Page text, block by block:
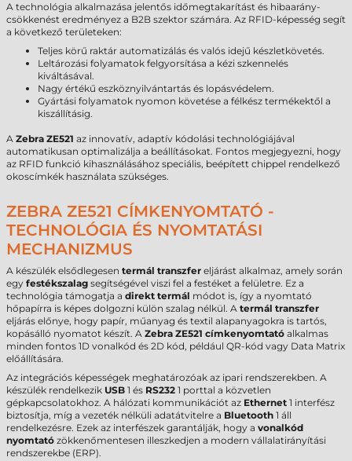
A technológia alkalmazása jelentős időmegtakarítást és hibaarány-
csökkenést eredményez a B2B szektor számára. Az RFID-képesség segít
a következő területeken:
Teljes körű raktár automatizálás és valós idejű készletkövetés.
Leltározási folyamatok felgyorsítása a kézi szkennelés
kiváltásával.
Nagy értékű eszköznyilvántartás és lopásvédelem.
Gyártási folyamatok nyomon követése a félkész termékektől a
kiszállításig.
A Zebra ZE521 az innovatív, adaptív kódolási technológiájával
automatikusan optimalizálja a beállításokat. Fontos megjegyezni, hogy
az RFID funkció kihasználásához speciális, beépített chippel rendelkező
okoscímkék használata szükséges.
ZEBRA ZE521 CÍMKENYOMTATÓ -
TECHNOLÓGIA ÉS NYOMTATÁSI
MECHANIZMUS
A készülék elsődlegesen termál transzfer eljárást alkalmaz, amely során
egy festékszalag segítségével viszi fel a festéket a felületre. Ez a
technológia támogatja a direkt termál módot is, így a nyomtató
hőpapírra is képes dolgozni külön szalag nélkül. A termál transzfer
eljárás előnye, hogy papír, műanyag és textil alapanyagokra is tartós,
kopásálló nyomatot készít. A Zebra ZE521 címkenyomtató alkalmas
minden fontos 1D vonalkód és 2D kód, például QR-kód vagy Data Matrix
előállítására.
Az integrációs képességek meghatározóak az ipari rendszerekben. A
készülék rendelkezik USB 1 és RS232 1 porttal a közvetlen
gépkapcsolatokhoz. A hálózati kommunikációt az Ethernet 1 interfész
biztosítja, míg a vezeték nélküli adatátvitelre a Bluetooth 1 áll
rendelkezésre. Ezek az interfészek garantálják, hogy a vonalkód
nyomtató zökkenőmentesen illeszkedjen a modern vállalatirányítási
rendszerekbe (ERP).